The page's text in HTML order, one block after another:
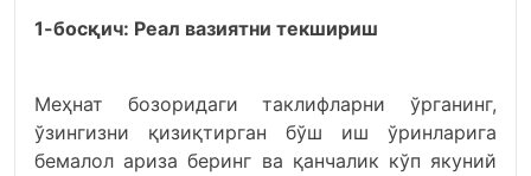
1-босқич: Реал вазиятни текшириш
Меҳнат бозоридаги таклифларни ўрганинг,
ўзингизни қизиқтирган бўш иш ўринларига
бемалол ариза беринг ва қанчалик кўп якуний